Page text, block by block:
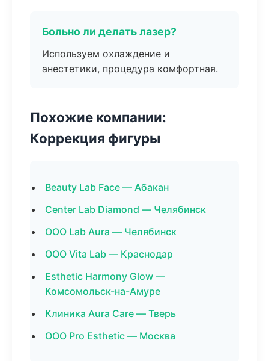
Больно ли делать лазер?
Используем охлаждение и
анестетики, процедура комфортная.
Похожие компании:
Коррекция фигуры
Beauty Lab Face — Абакан
Center Lab Diamond — Челябинск
ООО Lab Aura — Челябинск
ООО Vita Lab — Краснодар
Esthetic Harmony Glow —
Комсомольск-на-Амуре
Клиника Aura Care — Тверь
ООО Pro Esthetic — Москва